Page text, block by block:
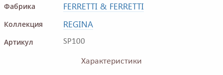
Фабрика FERRETTI & FERRETTI
Коллекция REGINA
Артикул SP100
Характеристики